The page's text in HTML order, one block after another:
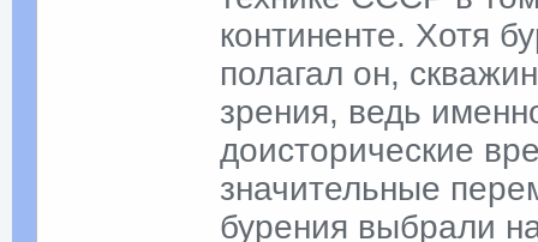
континенте. Хотя
полагал он,
зрения, ведь
доисторические
значительные
бурения выбрали